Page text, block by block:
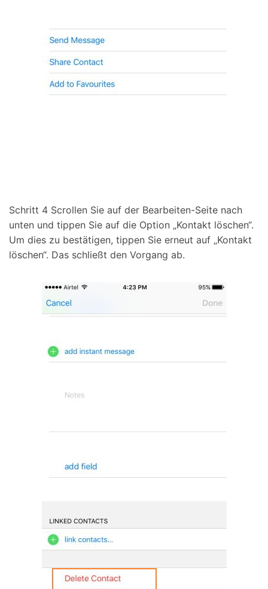
Schritt 4 Scrollen Sie auf der Bearbeiten-Seite nach
unten und tippen Sie auf die Option „Kontakt löschen“.
Um dies zu bestätigen, tippen Sie erneut auf „Kontakt
löschen“. Das schließt den Vorgang ab.